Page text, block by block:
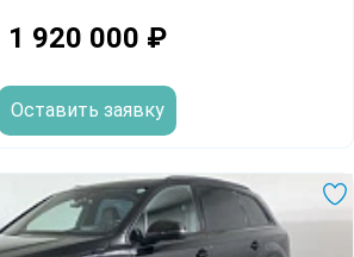
1 920 000 ₽
Оставить заявку